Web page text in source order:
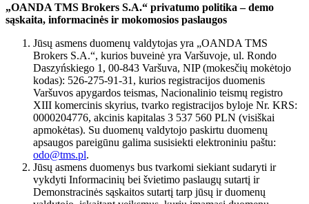
„OANDA TMS Brokers S.A.“ privatumo politika – demo
sąskaita, informacinės ir mokomosios paslaugos
Jūsų asmens duomenų valdytojas yra „OANDA TMS
Brokers S.A.“, kurios buveinė yra Varšuvoje, ul. Rondo
Daszyńskiego 1, 00-843 Varšuva, NIP (mokesčių mokėtojo
kodas): 526-275-91-31, kurios registracijos duomenis
Varšuvos apygardos teismas, Nacionalinio teismų registro
XIII komercinis skyrius, tvarko registracijos byloje Nr. KRS:
0000204776, akcinis kapitalas 3 537 560 PLN (visiškai
apmokėtas). Su duomenų valdytojo paskirtu duomenų
apsaugos pareigūnu galima susisiekti elektroniniu paštu:
odo@tms.pl.
Jūsų asmens duomenys bus tvarkomi siekiant sudaryti ir
vykdyti Informacinių bei švietimo paslaugų sutartį ir
Demonstracinės sąskaitos sutartį tarp jūsų ir duomenų